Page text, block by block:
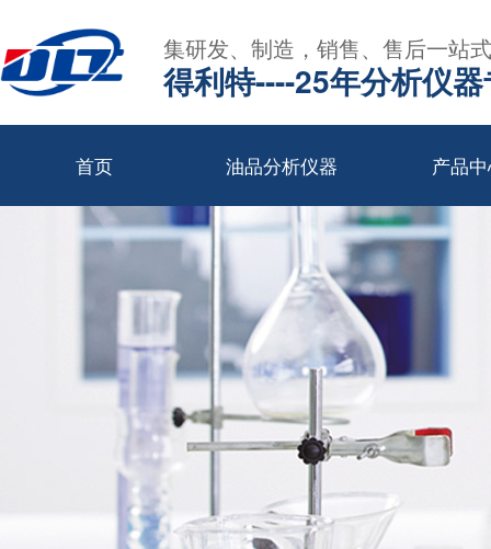
集研发、制造，销售、售后一站
得利特----25年分析仪
首页 油品分析仪器 产品